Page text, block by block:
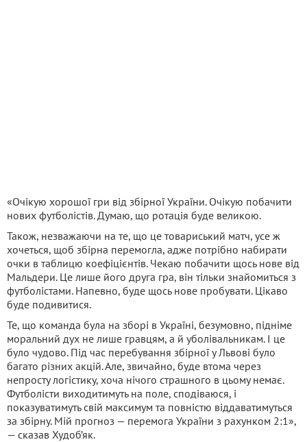
«Очікую хорошої гри від збірної України. Очікую побачити
нових футболістів. Думаю, що ротація буде великою.
Також, незважаючи на те, що це товариський матч, усе ж
хочеться, щоб збірна перемогла, адже потрібно набирати
очки в таблицю коефіцієнтів. Чекаю побачити щось нове від
Мальдери. Це лише його друга гра, він тільки знайомиться з
футболістами. Напевно, буде щось нове пробувати. Цікаво
буде подивитися.
Те, що команда була на зборі в Україні, безумовно, підніме
моральний дух не лише гравцям, а й уболівальникам. І це
було чудово. Під час перебування збірної у Львові було
багато різних акцій. Але, звичайно, буде втома через
непросту логістику, хоча нічого страшного в цьому немає.
Футболісти виходитимуть на поле, сподіваюся, і
показуватимуть свій максимум та повністю віддаватимуться
за збірну. Мій прогноз — перемога України з рахунком 2:1»,
— сказав Худоб’як.